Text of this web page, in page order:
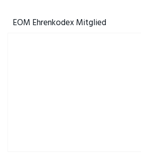
EOM Ehrenkodex Mitglied